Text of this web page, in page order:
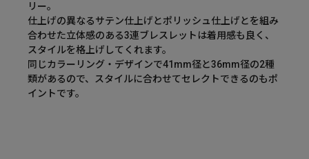
リー。
仕上げの異なるサテン仕上げとポリッシュ仕上げとを組み
合わせた立体感のある3連ブレスレットは着用感も良く、
スタイルを格上げしてくれます。
同じカラーリング・デザインで41mm径と36mm径の2種
類があるので、スタイルに合わせてセレクトできるのもポ
イントです。